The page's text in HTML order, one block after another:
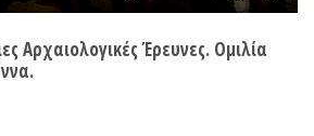
Αρχαιολογικές Έρευνες. Ομιλία